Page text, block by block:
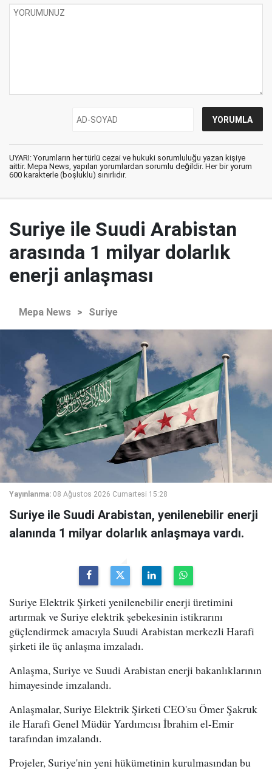
UYARI: Yorumların her türlü cezai ve hukuki sorumluluğu yazan kişiye
aittir. Mepa News, yapılan yorumlardan sorumlu değildir. Her bir yorum
600 karakterle (boşluklu) sınırlıdır.
Suriye ile Suudi Arabistan
arasında 1 milyar dolarlık
enerji anlaşması
Mepa News > Suriye
Yayınlanma: 08 Ağustos 2026 Cumartesi 15:28
Suriye ile Suudi Arabistan, yenilenebilir enerji
alanında 1 milyar dolarlık anlaşmaya vardı.
Suriye Elektrik Şirketi yenilenebilir enerji üretimini
artırmak ve Suriye elektrik şebekesinin istikrarını
güçlendirmek amacıyla Suudi Arabistan merkezli Harafi
şirketi ile üç anlaşma imzaladı.
Anlaşma, Suriye ve Suudi Arabistan enerji bakanlıklarının
himayesinde imzalandı.
Anlaşmalar, Suriye Elektrik Şirketi CEO'su Ömer Şakruk
ile Harafi Genel Müdür Yardımcısı İbrahim el-Emir
tarafından imzalandı.
Projeler, Suriye'nin yeni hükümetinin kurulmasından bu